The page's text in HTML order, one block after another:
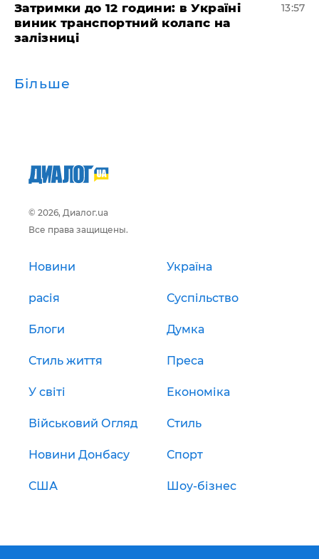
Затримки до 12 години: в Україні
виник транспортний колапс на
залізниці
13:57
Більше
© 2026, Диалог.ua
Все права защищены.
Новини Україна
расія Суспільство
Блоги Думка
Стиль життя Преса
У світі Економіка
Військовий Огляд Стиль
Новини Донбасу Спорт
США Шоу-бізнес